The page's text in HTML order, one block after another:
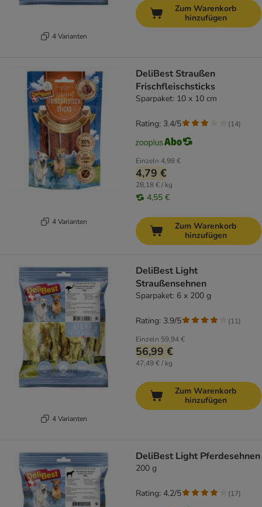
4 Varianten
Zum Warenkorb
hinzufügen
4 Varianten
DeliBest Straußen
Frischfleischsticks
Sparpaket: 10 x 10 cm
Einzeln 4,98 €
4,79 €
28,18 € / kg
4,55 €
Rating: 3.4/5 (14)
Zum Warenkorb
hinzufügen
4 Varianten
DeliBest Light
Straußensehnen
Sparpaket: 6 x 200 g
Einzeln 59,94 €
56,99 €
47,49 € / kg
Rating: 3.9/5 (11)
Zum Warenkorb
hinzufügen
DeliBest Light Pferdesehnen
200 g
Rating: 4.2/5 (17)